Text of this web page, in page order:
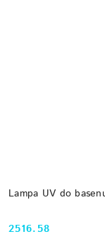
Lampa UV do
2516.58